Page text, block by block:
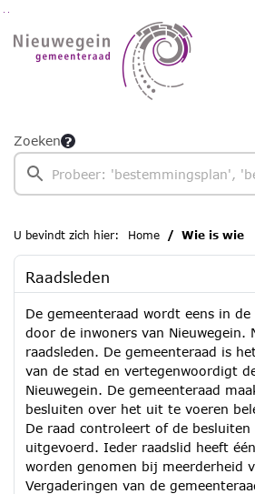
Ga naar de inhoud van deze pagina
Zoeken
U bevindt zich hier: Home Wie is wie
Raadsleden
De gemeenteraad wordt eens in
door de inwoners van Nieuwegein.
raadsleden. De gemeenteraad is
van de stad en vertegenwoordigt
Nieuwegein. De gemeenteraad
besluiten over het uit te voeren
De raad controleert of de besluiten
uitgevoerd. Ieder raadslid heeft
worden genomen bij meerderheid
Vergaderingen van de